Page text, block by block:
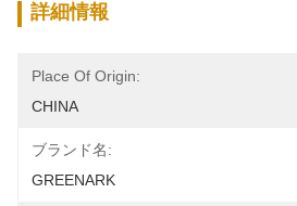
詳細情報
Place Of Origin:
CHINA
ブランド名:
GREENARK